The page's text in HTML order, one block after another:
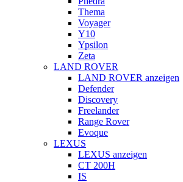
Thema
Voyager
Y10
Ypsilon
Zeta
LAND ROVER
LAND ROVER anzeigen
Defender
Discovery
Freelander
Range Rover
Evoque
LEXUS
LEXUS anzeigen
CT 200H
IS